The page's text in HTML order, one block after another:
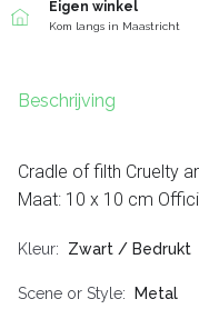
Eigen winkel
Kom langs in Maastricht
Beschrijving
Cradle of filth Cruelty
Maat: 10 x 10 cm
Kleur Zwart / Bedrukt
Scene or Style Metal